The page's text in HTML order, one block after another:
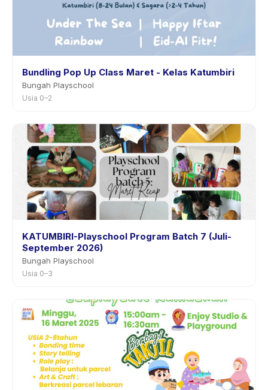
Bundling Pop Up Class Maret - Kelas Katumbiri
Bungah Playschool
Usia 0–2
KATUMBIRI-Playschool Program Batch 7 (Juli-
September 2026)
Bungah Playschool
Usia 0–3